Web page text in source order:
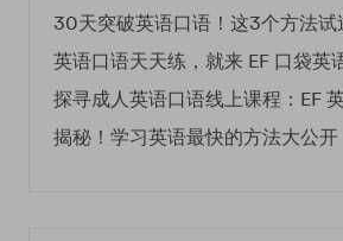
30天突破英语口语！这3个方法试
英语口语天天练，就来 EF 口袋英
揭秘！学习英语最快的方法大公开